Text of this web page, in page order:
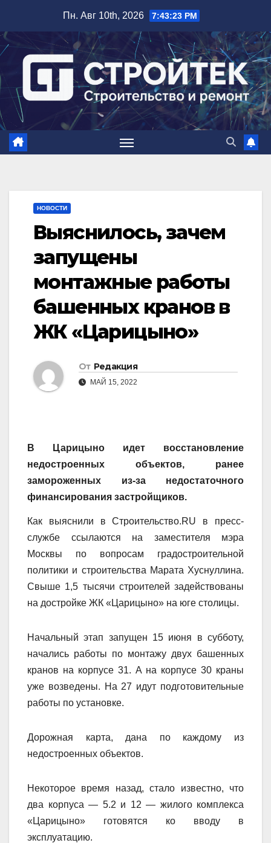
содержимому
Пн. Авг 10th, 2026 7:43:24 PM
НОВОСТИ
Выяснилось, зачем
запущены
монтажные работы
башенных кранов в
ЖК «Царицыно»
От Редакция
МАЙ 15, 2022
В Царицыно идет восстановление
недостроенных объектов, ранее
замороженных из-за недостаточного
финансирования застройщиков.
Как выяснили в Строительство.RU в пресс-
службе ссылаются на заместителя мэра
Москвы по вопросам градостроительной
политики и строительства Марата Хуснуллина.
Свыше 1,5 тысячи строителей задействованы
на достройке ЖК «Царицыно» на юге столицы.
Начальный этап запущен 15 июня в субботу,
начались работы по монтажу двух башенных
кранов на корпусе 31. А на корпусе 30 краны
уже возведены. На 27 идут подготовительные
работы по установке.
Дорожная карта, дана по каждому из
недостроенных объектов.
Некоторое время назад, стало известно, что
два корпуса — 5.2 и 12 — жилого комплекса
«Царицыно» готовятся ко вводу в
эксплуатацию.